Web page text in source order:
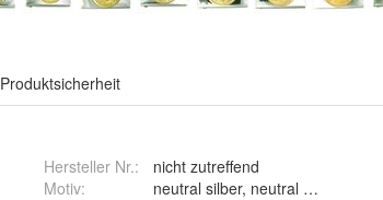
Produktsicherheit
Hersteller Nr.:
nicht zutreffend
Motiv: neutral silber, neutral messing,